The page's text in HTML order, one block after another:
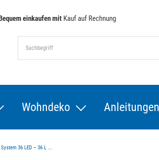
einkaufen mit Kauf auf Rechnung
Wohndeko Anleitungen
36 LED – 36 L ...